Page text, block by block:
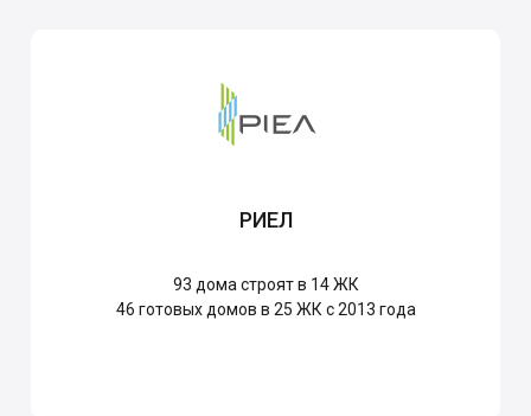
РИЕЛ
93 дома строят в 14 ЖК
46 готовых домов в 25 ЖК с 2013 года